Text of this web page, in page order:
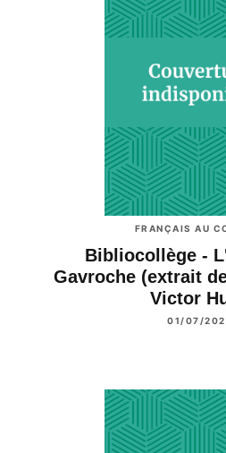
FRANÇAIS AU
Bibliocollège -
Gavroche (extrait
Victor
01/07/